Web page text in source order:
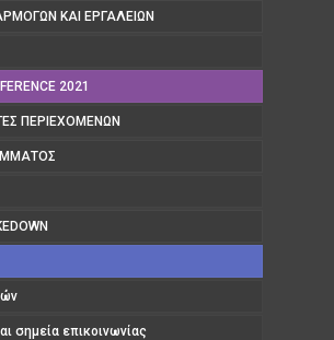
ΚΑΙ ΕΡΓΑΛΕΊΩΝ
2021
ΠΕΡΙΕΧΟΜΈΝΩΝ
σημεία επικοινωνίας